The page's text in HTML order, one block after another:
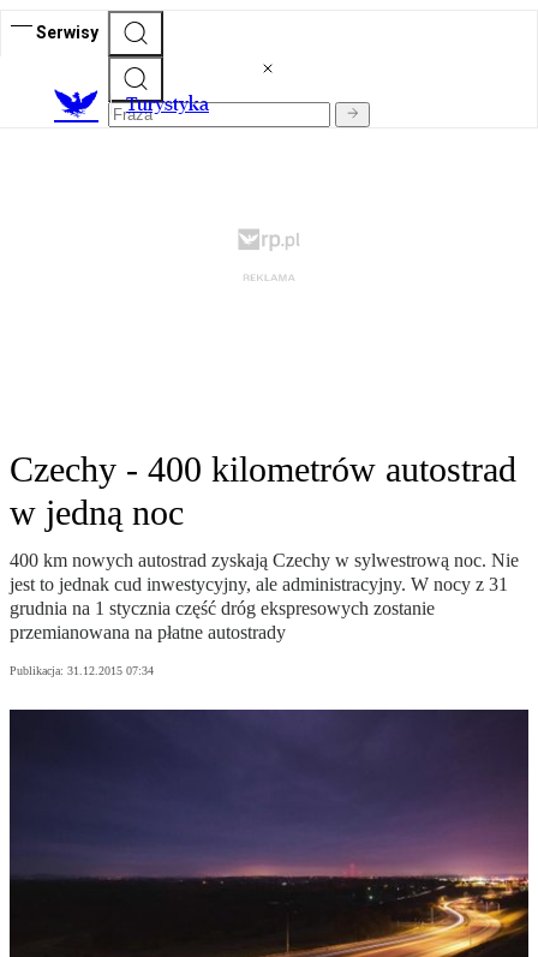
Serwisy
Turystyka
Czechy - 400 kilometrów autostrad
w jedną noc
400 km nowych autostrad zyskają Czechy w sylwestrową noc. Nie
jest to jednak cud inwestycyjny, ale administracyjny. W nocy z 31
grudnia na 1 stycznia część dróg ekspresowych zostanie
przemianowana na płatne autostrady
Publikacja: 31.12.2015 07:34